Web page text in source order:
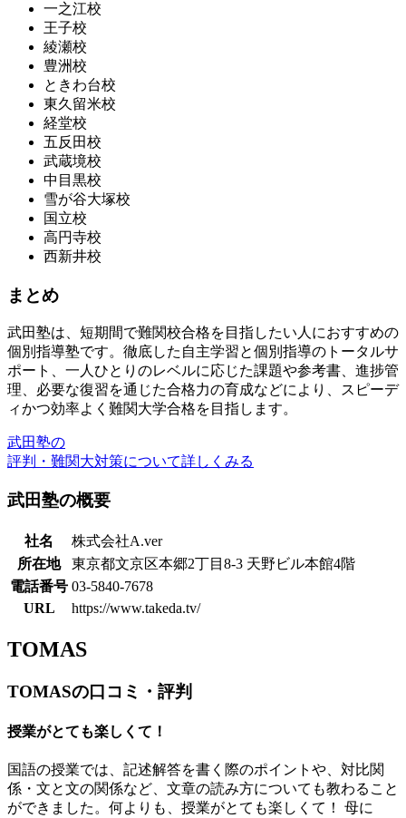
一之江校
王子校
綾瀬校
豊洲校
ときわ台校
東久留米校
経堂校
五反田校
武蔵境校
中目黒校
雪が谷大塚校
国立校
高円寺校
西新井校
まとめ
武田塾は、短期間で難関校合格を目指したい人におすすめの
個別指導塾です。徹底した自主学習と個別指導のトータルサ
ポート、一人ひとりのレベルに応じた課題や参考書、進捗管
理、必要な復習を通じた合格力の育成などにより、スピーデ
ィかつ効率よく難関大学合格を目指します。
武田塾の
評判・難関大対策について詳しくみる
武田塾の概要
社名
株式会社A.ver
所在地
東京都文京区本郷2丁目8-3 天野ビル本館4階
電話番号 03-5840-7678
URL
https://www.takeda.tv/
TOMAS
TOMASの口コミ・評判
授業がとても楽しくて！
国語の授業では、記述解答を書く際のポイントや、対比関
係・文と文の関係など、文章の読み方についても教わること
ができました。何よりも、授業がとても楽しくて！ 母に